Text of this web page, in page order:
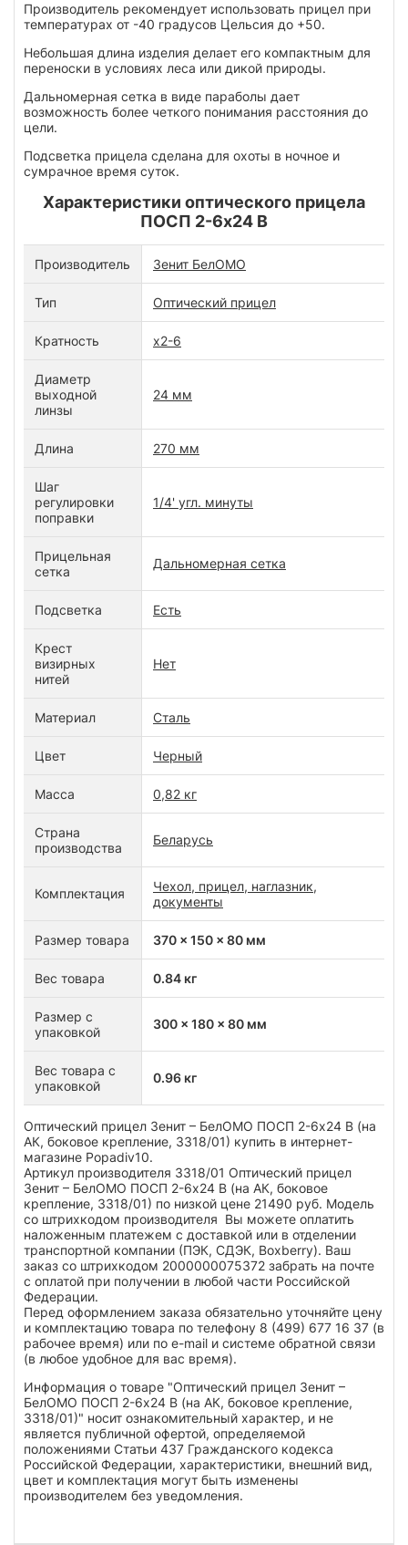
Производитель рекомендует использовать прицел при
температурах от -40 градусов Цельсия до +50.
Небольшая длина изделия делает его компактным для
переноски в условиях леса или дикой природы.
Дальномерная сетка в виде параболы дает
возможность более четкого понимания расстояния до
цели.
Подсветка прицела сделана для охоты в ночное и
сумрачное время суток.
Характеристики оптического прицела
ПОСП 2-6х24 В
Производитель Зенит БелОМО
Тип Оптический прицел
Кратность х2-6
Диаметр
выходной
линзы
24 мм
Длина 270 мм
Шаг
регулировки
поправки
1/4' угл. минуты
Прицельная
сетка
Дальномерная сетка
Подсветка Есть
Крест
визирных
нитей
Нет
Материал Сталь
Цвет Черный
Масса 0,82 кг
Страна
производства
Беларусь
Комплектация
Чехол, прицел, наглазник,
документы
Размер товара 370 x 150 x 80 мм
Вес товара 0.84 кг
Размер с
упаковкой
300 x 180 x 80 мм
Вес товара с
упаковкой
0.96 кг
Оптический прицел Зенит – БелОМО ПОСП 2-6х24 В (на
АК, боковое крепление, 3318/01) купить в интернет-
магазине Popadiv10.
Артикул производителя 3318/01 Оптический прицел
Зенит – БелОМО ПОСП 2-6х24 В (на АК, боковое
крепление, 3318/01) по низкой цене 21490 руб. Модель
со штрихкодом производителя Вы можете оплатить
наложенным платежем с доставкой или в отделении
транспортной компании (ПЭК, СДЭК, Boxberry). Ваш
заказ со штрихкодом 2000000075372 забрать на почте
с оплатой при получении в любой части Российской
Федерации.
Перед оформлением заказа обязательно уточняйте цену
и комплектацию товара по телефону 8 (499) 677 16 37 (в
рабочее время) или по e-mail и системе обратной связи
(в любое удобное для вас время).
Информация о товаре "Оптический прицел Зенит –
БелОМО ПОСП 2-6х24 В (на АК, боковое крепление,
3318/01)" носит ознакомительный характер, и не
является публичной офертой, определяемой
положениями Статьи 437 Гражданского кодекса
Российской Федерации, характеристики, внешний вид,
цвет и комплектация могут быть изменены
производителем без уведомления.